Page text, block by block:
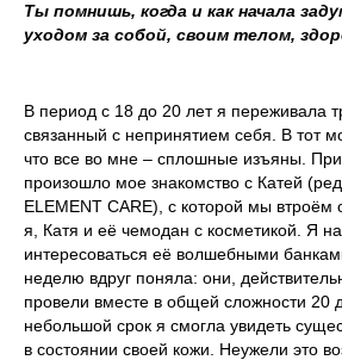
Ты помнишь, когда и как начала
уходом за собой, своим телом,
В период с 18 до 20 лет я переживала
связанный с непринятием себя. В тот
что все во мне – сплошные изъяны.
произошло мое знакомство с Катей
ELEMENT CARE), с которой мы втроём
я, Катя и её чемодан с косметикой. Я
интересоваться её волшебными
неделю вдруг поняла: они,
провели вместе в общей сложности 20
небольшой срок я смогла увидеть
в состоянии своей кожи. Неужели это